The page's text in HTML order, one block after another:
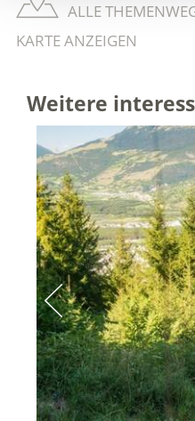
ALLE
KARTE ANZEIGEN
Weitere